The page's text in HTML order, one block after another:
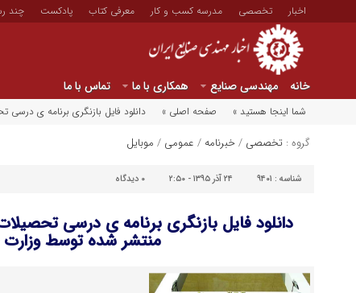
اخبار تخصصی مدرسه کسب و کار معرفی کتاب پادکست چند
خانه مهندسی صنایع همکاری با ما تماس با ما
شما اینجا هستید » صفحه اصلی » دانلود فایل بازنگری برنامه ی
گروه : تخصصی /خبرنامه / عمومی / موبایل
شناسه : ۹۴۰۱ ۲۴ آذر ۱۳۹۵ - ۲:۵۰ ۰ دیدگاه
دانلود فایل بازنگری برنامه ی درسی
منتشر شده توسط وزارت